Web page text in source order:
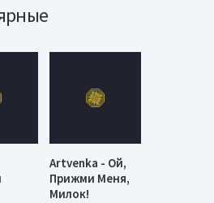
Artvenka - Ой,
Прижми Меня,
Милок!